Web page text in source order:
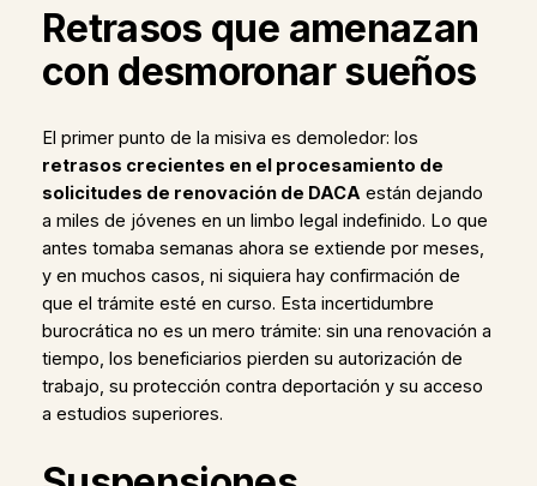
Retrasos que amenazan
con desmoronar sueños
El primer punto de la misiva es demoledor: los
retrasos crecientes en el procesamiento de
solicitudes de renovación de DACA están dejando
a miles de jóvenes en un limbo legal indefinido. Lo que
antes tomaba semanas ahora se extiende por meses,
y en muchos casos, ni siquiera hay confirmación de
que el trámite esté en curso. Esta incertidumbre
burocrática no es un mero trámite: sin una renovación a
tiempo, los beneficiarios pierden su autorización de
trabajo, su protección contra deportación y su acceso
a estudios superiores.